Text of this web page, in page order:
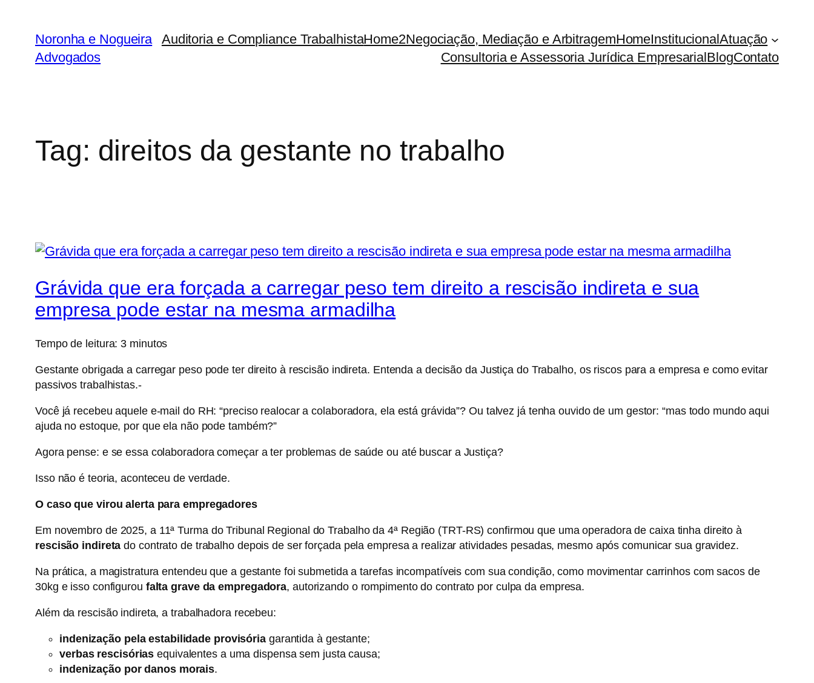
Noronha e Nogueira
Advogados
Auditoria e Compliance TrabalhistaHome2Negociação, Mediação e ArbitragemHomeInstitucionalAtuação
Consultoria e Assessoria Jurídica EmpresarialBlogContato
Tag: direitos da gestante no trabalho
Grávida que era forçada a carregar peso tem direito a rescisão indireta e sua
empresa pode estar na mesma armadilha
Tempo de leitura: 3 minutos
Gestante obrigada a carregar peso pode ter direito à rescisão indireta. Entenda a decisão da Justiça do Trabalho, os riscos para a empresa e como evitar
passivos trabalhistas.-
Você já recebeu aquele e-mail do RH: “preciso realocar a colaboradora, ela está grávida”? Ou talvez já tenha ouvido de um gestor: “mas todo mundo aqui
ajuda no estoque, por que ela não pode também?”
Agora pense: e se essa colaboradora começar a ter problemas de saúde ou até buscar a Justiça?
Isso não é teoria, aconteceu de verdade.
O caso que virou alerta para empregadores
Em novembro de 2025, a 11ª Turma do Tribunal Regional do Trabalho da 4ª Região (TRT-RS) confirmou que uma operadora de caixa tinha direito à
rescisão indireta do contrato de trabalho depois de ser forçada pela empresa a realizar atividades pesadas, mesmo após comunicar sua gravidez.
Na prática, a magistratura entendeu que a gestante foi submetida a tarefas incompatíveis com sua condição, como movimentar carrinhos com sacos de
30kg e isso configurou falta grave da empregadora, autorizando o rompimento do contrato por culpa da empresa.
Além da rescisão indireta, a trabalhadora recebeu:
indenização pela estabilidade provisória garantida à gestante;
verbas rescisórias equivalentes a uma dispensa sem justa causa;
indenização por danos morais.